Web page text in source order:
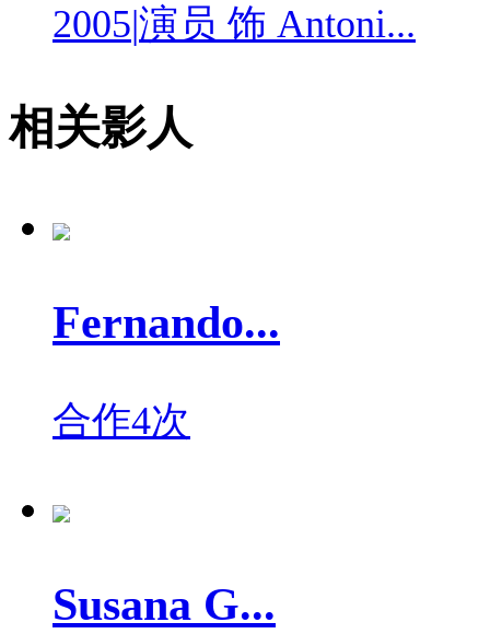
2005|演员 饰 Antoni...
相关影人
Fernando...
合作4次
Susana G...